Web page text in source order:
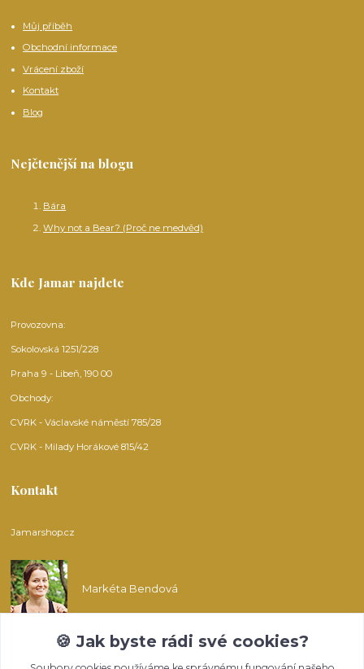
Můj příběh
Obchodní informace
Vrácení zboží
Kontakt
Blog
Nejčtenější na blogu
Bára
Why not a Bear? (Proč ne medvěd)
Kde Jamar najdete
Provozovna:
Sokolovská 1251/228
Praha 9 - Libeň, 190 00
Obchody:
CVRK - Václavské náměstí 785/28
CVRK - Milady Horákové 815/42
Kontakt
Jamarshop.cz
Markéta Bendová
info@jamarshop.cz
🍪 Jak byste rádi své cookies?